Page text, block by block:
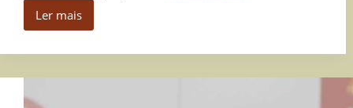
Ler mais
Carta
Ngúzu